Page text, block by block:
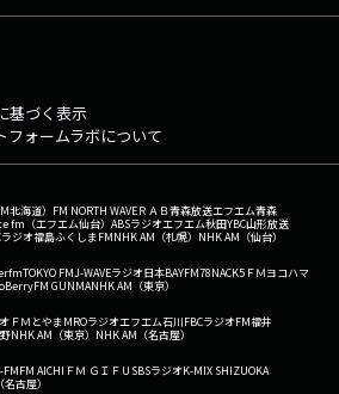
基づく表示
フォームラボについて
北海道） FM NORTH WAVEＲＡＢ青森放送エフエム青森
fm（エフエム仙台） ABSラジオエフエム秋田YBC山形放送
ラジオ福島ふくしまFMNHK AM（札幌） NHK AM（仙台）
TOKYO FMJ-WAVEラジオ日本BAYFM78NACK5 ＦＭヨコハマ
FM GUNMANHK AM（東京）
ＦＭとやまMROラジオエフエム石川FBCラジオFM福井
NHK AM（東京） NHK AM（名古屋）
FMFM AICHI ＦＭ ＧＩＦＵ SBSラジオK-MIX SHIZUOKA
古屋）